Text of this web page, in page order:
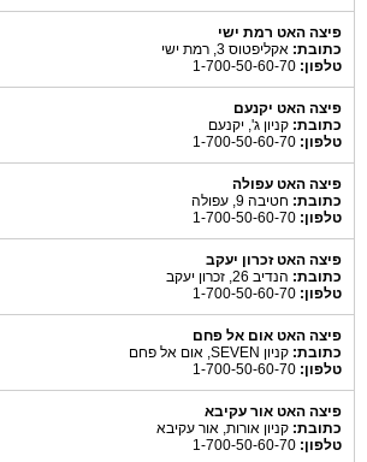
פיצה האט רמת ישי
כתובת: אקליפטוס 3, רמת ישי
טלפון:
פיצה האט יקנעם
כתובת: קניון ג', יקנעם
טלפון:
פיצה האט עפולה
כתובת: חטיבה 9, עפולה
טלפון:
פיצה האט זכרון יעקב
כתובת: הנדיב 26, זכרון יעקב
טלפון:
פיצה האט אום אל פחם
כתובת: קניון SEVEN, אום אל פחם
טלפון:
פיצה האט אור עקיבא
כתובת: קניון אורות, אור עקיבא
טלפון: